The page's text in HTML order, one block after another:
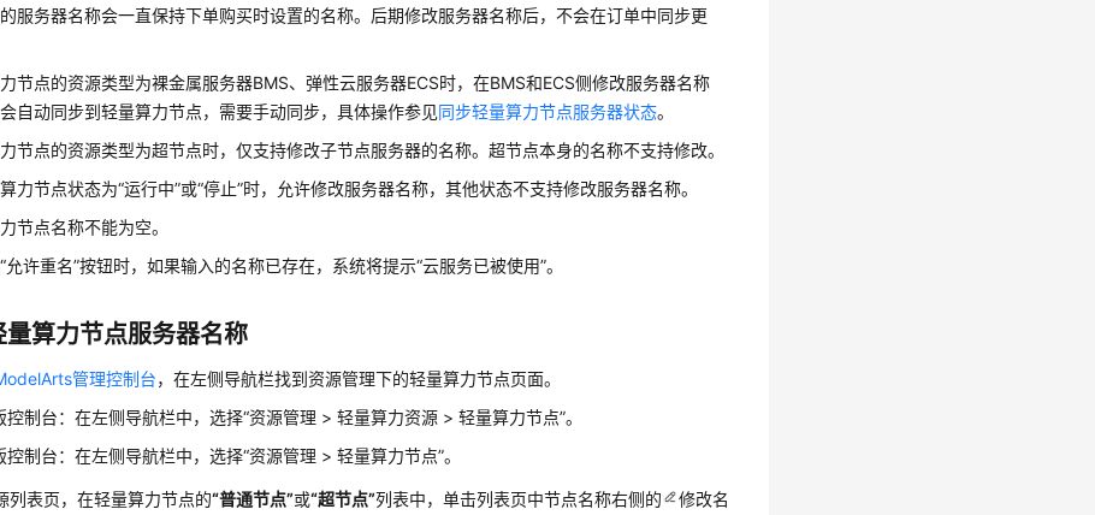
服务器名称会一直保持下单购买时设置的名称。后期修改服务器名称后，不会在订单中同步更
节点的资源类型为裸金属服务器BMS、弹性云服务器ECS时，在BMS和ECS侧修改服务器名称
自动同步到轻量算力节点，需要手动同步，具体操作参见同步轻量算力节点服务器状态。
节点的资源类型为超节点时，仅支持修改子节点服务器的名称。超节点本身的名称不支持修改。
力节点状态为“运行中”或“停止”时，允许修改服务器名称，其他状态不支持修改服务器名称。
节点名称不能为空。
允许重名”按钮时，如果输入的名称已存在，系统将提示“云服务已被使用”。
量算力节点服务器名称
管理控制台，在左侧导航栏找到资源管理下的轻量算力节点页面。
控制台：在左侧导航栏中，选择“资源管理 >轻量算力资源 >轻量算力节点”。
控制台：在左侧导航栏中，选择“资源管理 > 轻量算力节点”。
列表页，在轻量算力节点的“普通节点”或“超节点”列表中，单击列表页中节点名称右侧的
修改名